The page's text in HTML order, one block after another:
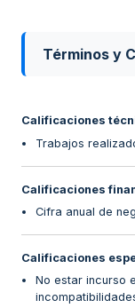
Términos y
Calificaciones
Trabajos
Calificaciones
Cifra anual de
Calificaciones
No estar incurso